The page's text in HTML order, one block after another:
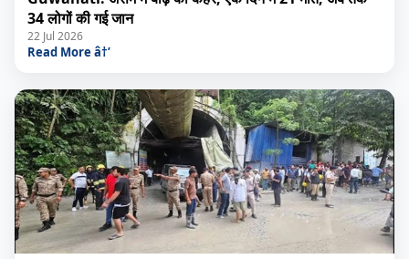
34 लोगों की गई जान
22 Jul 2026
Read More â†’